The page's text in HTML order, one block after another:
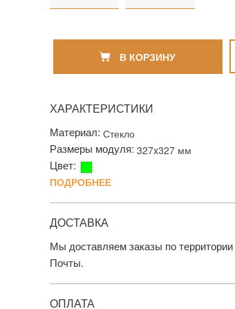
В КОРЗИНУ
ХАРАКТЕРИСТИКИ
Материал: Стекло
Размеры модуля: 327x327 мм
Цвет:
ПОДРОБНЕЕ
ДОСТАВКА
Мы доставляем заказы по
Почты.
ОПЛАТА